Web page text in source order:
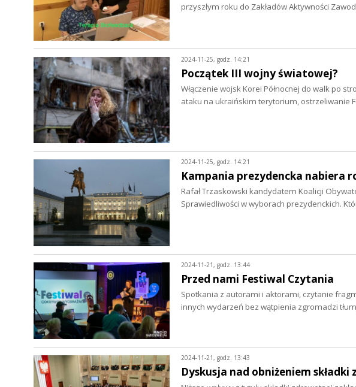
przyszłym roku do Zakładów Aktywności
2024-11-25, godz. 14:21
Początek III wojny światowej?
Włączenie wojsk Korei Północnej do walk po
ataku na ukraińskim terytorium, ostrzeliwanie
2024-11-25, godz. 14:21
Kampania prezydencka nabiera
Rafał Trzaskowski kandydatem Koalicji
Sprawiedliwości w wyborach prezydenckich.
2024-11-21, godz. 13:44
Przed nami Festiwal Czytania
Spotkania z autorami i aktorami, czytanie
innych wydarzeń bez wątpienia zgromadzi
2024-11-21, godz. 13:43
Dyskusja nad obniżeniem